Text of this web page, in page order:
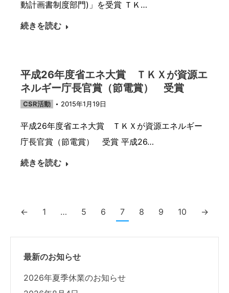
動計画書制度部門)」を受賞 ＴＫ…
続きを読む
平成26年度省エネ大賞 ＴＫＸが資源エ
ネルギー庁長官賞（節電賞） 受賞
CSR活動 2015年1月19日
平成26年度省エネ大賞 ＴＫＸが資源エネルギー
庁長官賞（節電賞） 受賞 平成26…
続きを読む
← 1 5 6 7 8 9 10 →
最新のお知らせ
2026年夏季休業のお知らせ